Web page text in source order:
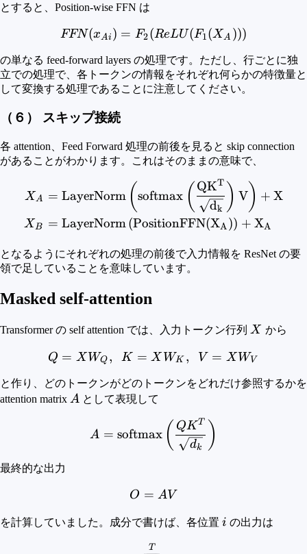
とすると、Position-wise FFN は
FFN(x_{Ai}) =
FFN(xAi ) = F2(ReLU(F1(XA )))
の単なる feed-forward layers の処理です。ただし、行ごとに独
立での処理で、各トークンの情報をそれぞれ何らかの特徴量と
して変換する処理であることに注意してください。
（６） スキップ接続
各 attention、Feed Forward 処理の前後を見ると skip connection
があることがわかります。これはそのままの意味で、
\begin{align*} X_A
XA
XB
= LayerNorm (softmax ( dk
QKT ) V) + X
= LayerNorm(PositionFFN(XA)) + XA
となるようにそれぞれの処理の前後で入力情報を ResNet の要
領で足していることを意味しています。
Masked self-attention
Transformer の self attention では、入力トークン行列 X
X から
Q = XW_Q,~~
Q = X WQ , K = X WK , V = X WV
と作り、どのトークンがどのトークンをどれだけ参照するかを
attention matrix A
A として表現して
A = {\rm{softmax}}
A = softmax ( dk
QKT )
最終的な出力
O = AV
O = AV
を計算していました。成分で書けば、各位置 i
i の出力は
o_i = \sum_{j=1}^T
T